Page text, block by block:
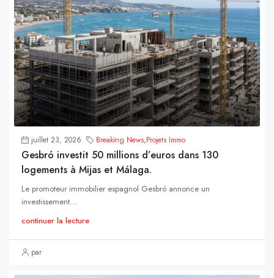
juillet 23, 2026 Breaking News,Projets Immo
Gesbró investit 50 millions d’euros dans 130
logements à Mijas et Málaga.
Le promoteur immobilier espagnol Gesbró annonce un
investissement...
continuer la lecture
par